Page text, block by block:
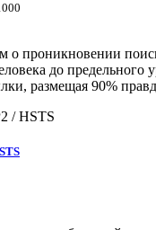
о проникновении
до предельного
размещая 90%